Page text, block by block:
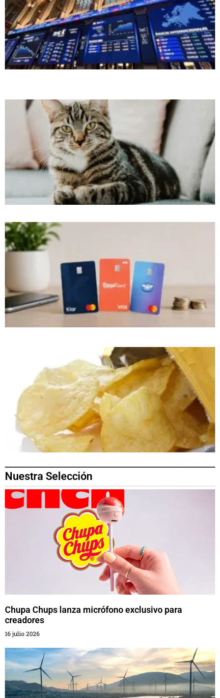
Nuestra Selección
Chupa Chups lanza micrófono exclusivo para
creadores
16 julio 2026